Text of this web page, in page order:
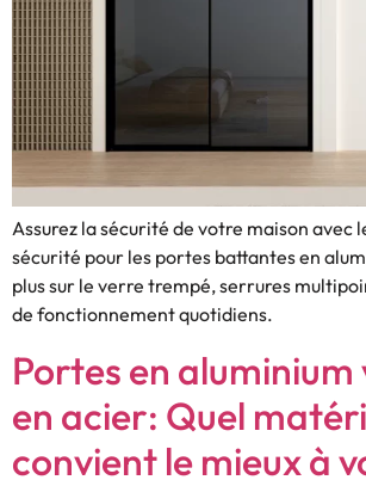
Assurez la sécurité de votre maison avec
sécurité pour les portes battantes en
plus sur le verre trempé, serrures
de fonctionnement quotidiens.
Portes en aluminium
en acier: Quel
convient le mieux à